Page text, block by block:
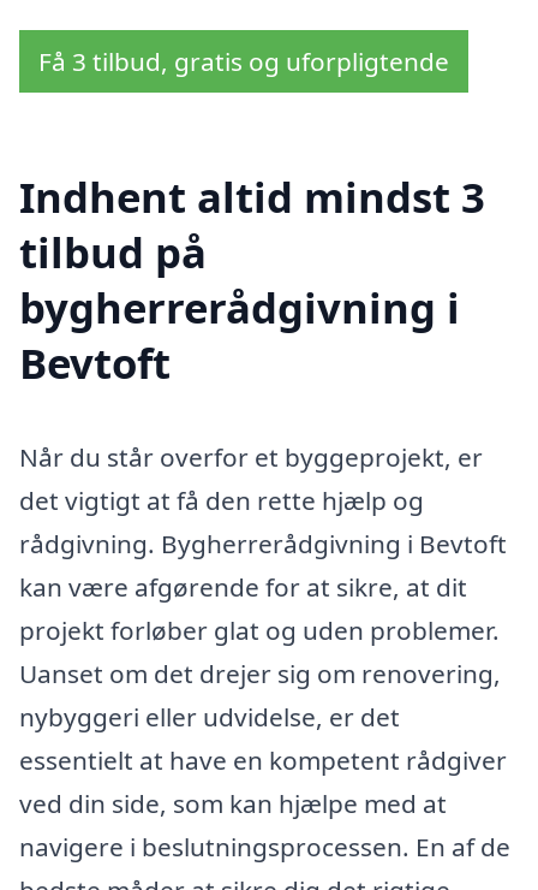
Få 3 tilbud, gratis og uforpligtende
Indhent altid mindst 3
tilbud på
bygherrerådgivning i
Bevtoft
Når du står overfor et byggeprojekt, er
det vigtigt at få den rette hjælp og
rådgivning. Bygherrerådgivning i Bevtoft
kan være afgørende for at sikre, at dit
projekt forløber glat og uden problemer.
Uanset om det drejer sig om renovering,
nybyggeri eller udvidelse, er det
essentielt at have en kompetent rådgiver
ved din side, som kan hjælpe med at
navigere i beslutningsprocessen. En af de